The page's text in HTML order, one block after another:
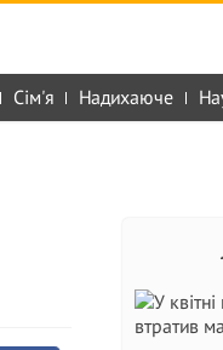
Сім'я Надихаюче